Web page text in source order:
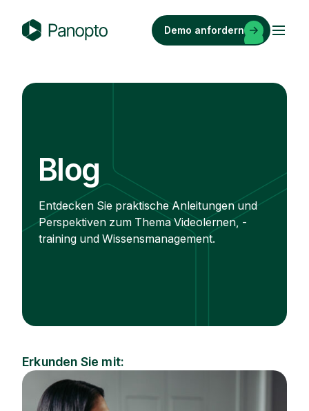
Inhalt
n
o
Demo anfordern
Blog
Entdecken Sie praktische Anleitungen und
Perspektiven zum Thema Videolernen, -
training und Wissensmanagement.
Erkunden Sie mit:
Industrie
Thema